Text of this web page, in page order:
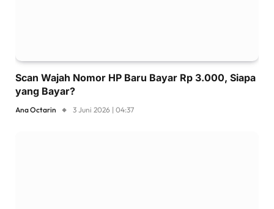
Scan Wajah Nomor HP Baru Bayar Rp 3.000, Siapa
yang Bayar?
Ana Octarin 3 Juni 2026 | 04:37